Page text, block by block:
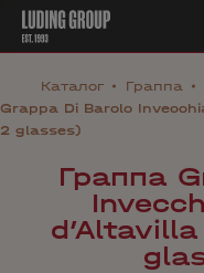
Каталог Граппа
Grappa Di Barolo
2 glasses)
Граппа